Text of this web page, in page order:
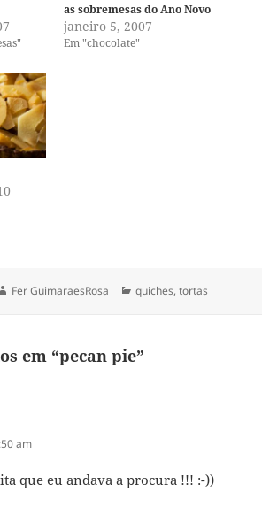
as sobremesas do Ano Novo
janeiro 5, 2007
Em "chocolate"
Autor
Fer GuimaraesRosa Categorias
quiches, tortas
em “pecan pie”
am
que eu andava a procura !!! :-))